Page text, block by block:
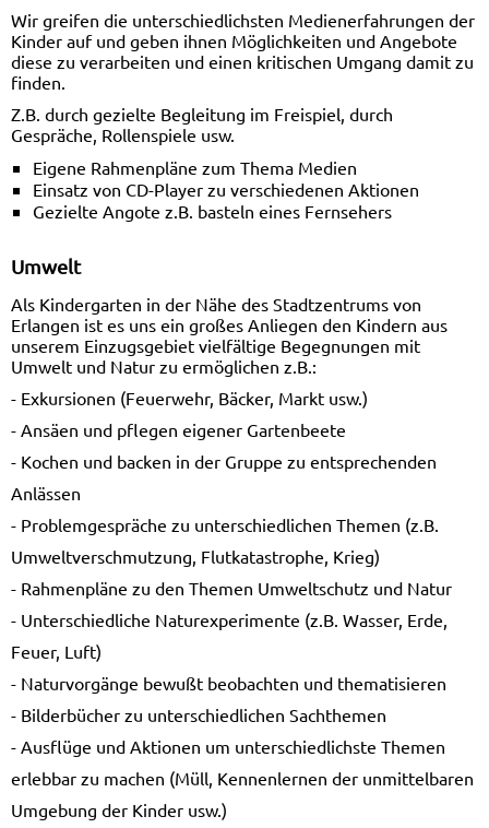
Wir greifen die unterschiedlichsten Medienerfahrungen der
Kinder auf und geben ihnen Möglichkeiten und Angebote
diese zu verarbeiten und einen kritischen Umgang damit zu
finden.
Z.B. durch gezielte Begleitung im Freispiel, durch
Gespräche, Rollenspiele usw.
Eigene Rahmenpläne zum Thema Medien
Einsatz von CD-Player zu verschiedenen Aktionen
Gezielte Angote z.B. basteln eines Fernsehers
Umwelt
Als Kindergarten in der Nähe des Stadtzentrums von
Erlangen ist es uns ein großes Anliegen den Kindern aus
unserem Einzugsgebiet vielfältige Begegnungen mit
Umwelt und Natur zu ermöglichen z.B.:
- Exkursionen (Feuerwehr, Bäcker, Markt usw.)
- Ansäen und pflegen eigener Gartenbeete
- Kochen und backen in der Gruppe zu entsprechenden
Anlässen
- Problemgespräche zu unterschiedlichen Themen (z.B.
Umweltverschmutzung, Flutkatastrophe, Krieg)
- Rahmenpläne zu den Themen Umweltschutz und Natur
- Unterschiedliche Naturexperimente (z.B. Wasser, Erde,
Feuer, Luft)
- Naturvorgänge bewußt beobachten und thematisieren
- Bilderbücher zu unterschiedlichen Sachthemen
- Ausflüge und Aktionen um unterschiedlichste Themen
erlebbar zu machen (Müll, Kennenlernen der unmittelbaren
Umgebung der Kinder usw.)